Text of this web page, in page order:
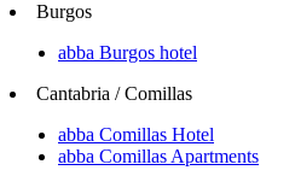
Burgos
abba Burgos hotel
Cantabria / Comillas
abba Comillas Hotel
abba Comillas Apartments